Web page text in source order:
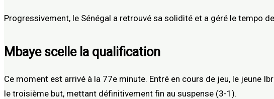
Progressivement, le Sénégal a retrouvé sa solidité et a géré le tempo
Mbaye scelle la qualification
Ce moment est arrivé à la 77e minute. Entré en cours de jeu, le jeune
le troisième but, mettant définitivement fin au suspense (3-1).